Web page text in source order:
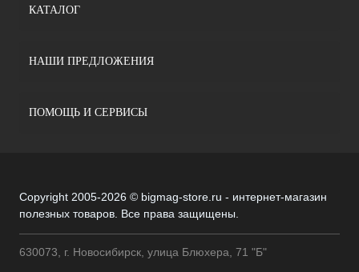
КАТАЛОГ
НАШИ ПРЕДЛОЖЕНИЯ
ПОМОЩЬ И СЕРВИСЫ
Copyright 2005-2026 © bigmag-store.ru - интернет-магазин
полезных товаров. Все права защищены.
630073, г. Новосибирск, улица Блюхера, 71 "Б"